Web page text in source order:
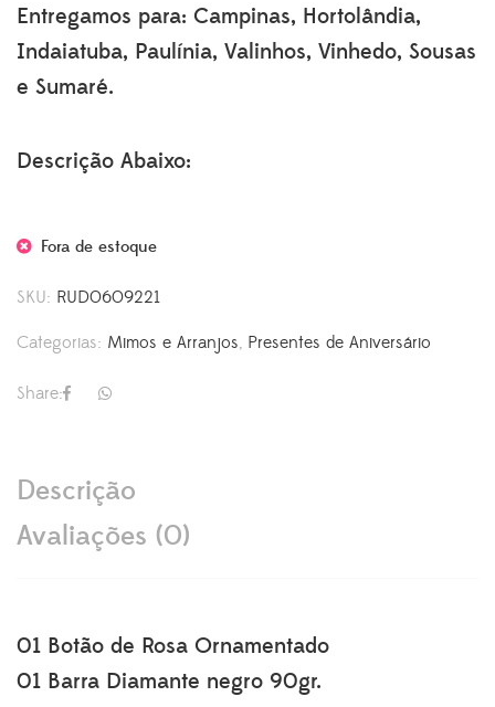
Entregamos para: Campinas, Hortolândia,
Indaiatuba, Paulínia, Valinhos, Vinhedo, Sousas
e Sumaré.
Descrição Abaixo:
Fora de estoque
SKU: RUD0609221
Categorias: Mimos e Arranjos, Presentes de Aniversário
Share:
Descrição
Avaliações (0)
01 Botão de Rosa Ornamentado
01 Barra Diamante negro 90gr.